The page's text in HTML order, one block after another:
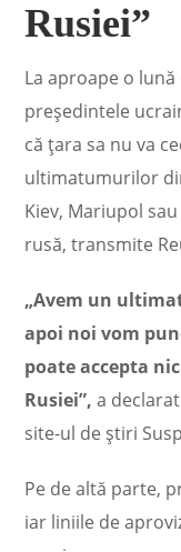
Rusiei”
La aproape o
preşedintele
că ţara sa nu va
ultimatumurilor
Kiev, Mariupol
rusă, transmite
„Avem un
apoi noi vom
poate accepta
Rusiei”, a
site-ul de ştiri
Pe de altă parte,
iar liniile de